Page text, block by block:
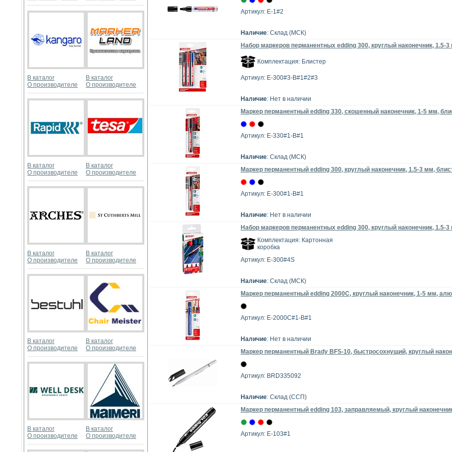
В каталог
О производителе
В каталог
О производителе
В каталог
О производителе
В каталог
О производителе
В каталог
О производителе
В каталог
О производителе
В каталог
О производителе
В каталог
О производителе
В каталог
О производителе
В каталог
О производителе
Артикул: E-1#2
Наличие: Склад (МСК)
Набор маркеров перманентных edding 300, круглый наконечник, 1.5-3
Комплектация: Блистер
Артикул: E-300#3-B#1#2#3
Наличие: Нет в наличии
Маркер перманентный edding 330, скошенный наконечник, 1-5 мм,
Артикул: E-330#1-B#1
Наличие: Склад (МСК)
Маркер перманентный edding 300, круглый наконечник, 1.5-3 мм,
Артикул: E-300#1-B#1
Наличие: Нет в наличии
Набор маркеров перманентных edding 300, круглый наконечник, 1.5-3
Комплектация: Картонная
коробка
Артикул: E-300#4S
Наличие: Склад (МСК)
Маркер перманентный edding 2000C, круглый наконечник, 1-5 мм,
Артикул: E-2000C#1-B#1
Наличие: Нет в наличии
Маркер перманентный Brady BFS-10, быстросохнущий, круглый
Артикул: BRD335092
Наличие: Склад (ССП)
Маркер перманентный edding 103, заправляемый, круглый
Артикул: E-103#1